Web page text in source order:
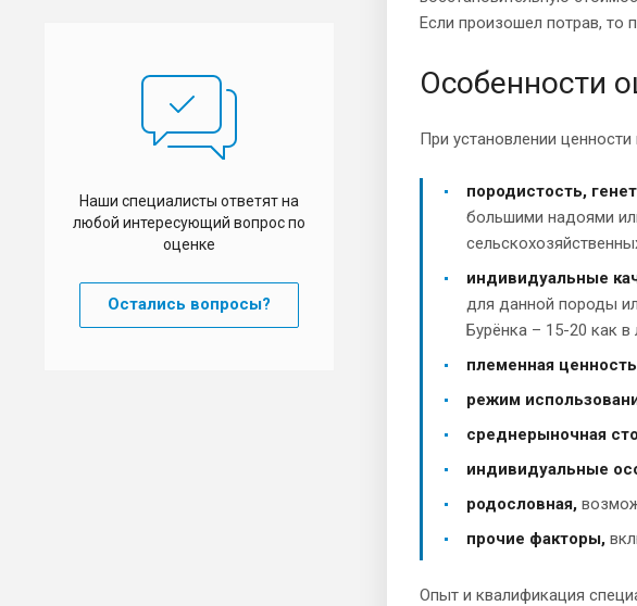
Если произошел потрав, то
Особенности
При установлении
породистость,
большими надоями
индивидуальные
для данной породы
Бурёнка – 15-20 как
племенная
режим
среднерыночная
индивидуальные
родословная,
прочие факторы,
Опыт и квалификация
Наши специалисты ответят на
любой интересующий вопрос по
оценке
Остались вопросы?